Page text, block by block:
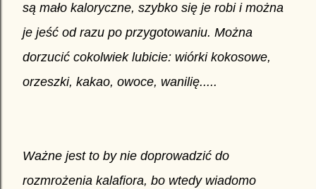
są mało kaloryczne, szybko się je robi i można
je jeść od razu po przygotowaniu. Można
dorzucić cokolwiek lubicie: wiórki kokosowe,
orzeszki, kakao, owoce, wanilię.....
Ważne jest to by nie doprowadzić do
rozmrożenia kalafiora, bo wtedy wiadomo